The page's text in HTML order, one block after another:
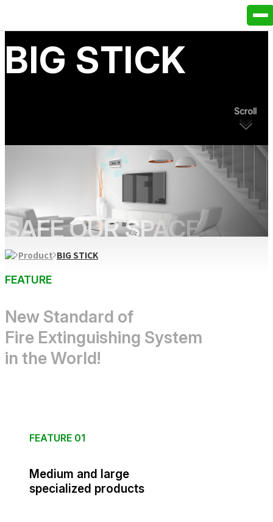
BIG STICK
Scroll
SAFE OUR SPACE
Product BIG STICK
FEATURE
New Standard of
Fire Extinguishing System
in the World!
FEATURE 01
Medium and large
specialized products